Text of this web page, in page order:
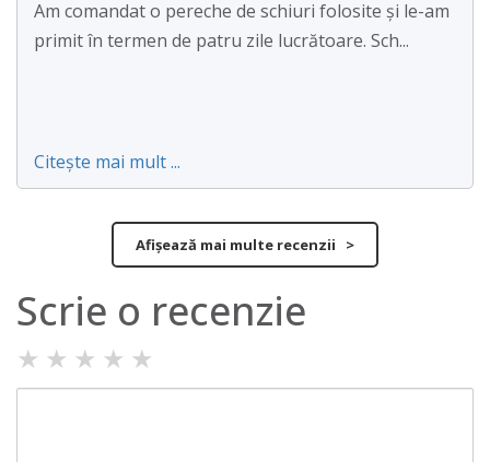
Am comandat o pereche de schiuri folosite și le-am
primit în termen de patru zile lucrătoare. Sch...
Citește mai mult ...
Afișează mai multe recenzii >
Scrie o recenzie
★ ★ ★ ★ ★